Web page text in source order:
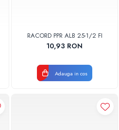
RACORD PPR ALB 25-1/2 FI
10,93 RON
Adauga in cos